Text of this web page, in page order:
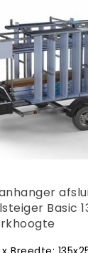
Basic